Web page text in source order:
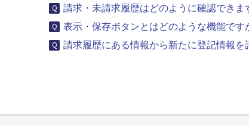
請求・未請求履歴はどのように確認できま
表示・保存ボタンとはどのような機能です
請求履歴にある情報から新たに登記情報を